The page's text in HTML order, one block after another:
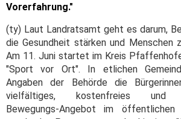
Vorerfahrung."
(ty) Laut Landratsamt geht es darum,
die Gesundheit stärken und Menschen
Am 11. Juni startet im Kreis
"Sport vor Ort". In etlichen
Angaben der Behörde die
vielfältiges, kostenfreies und
Bewegungs-Angebot im öffentlichen